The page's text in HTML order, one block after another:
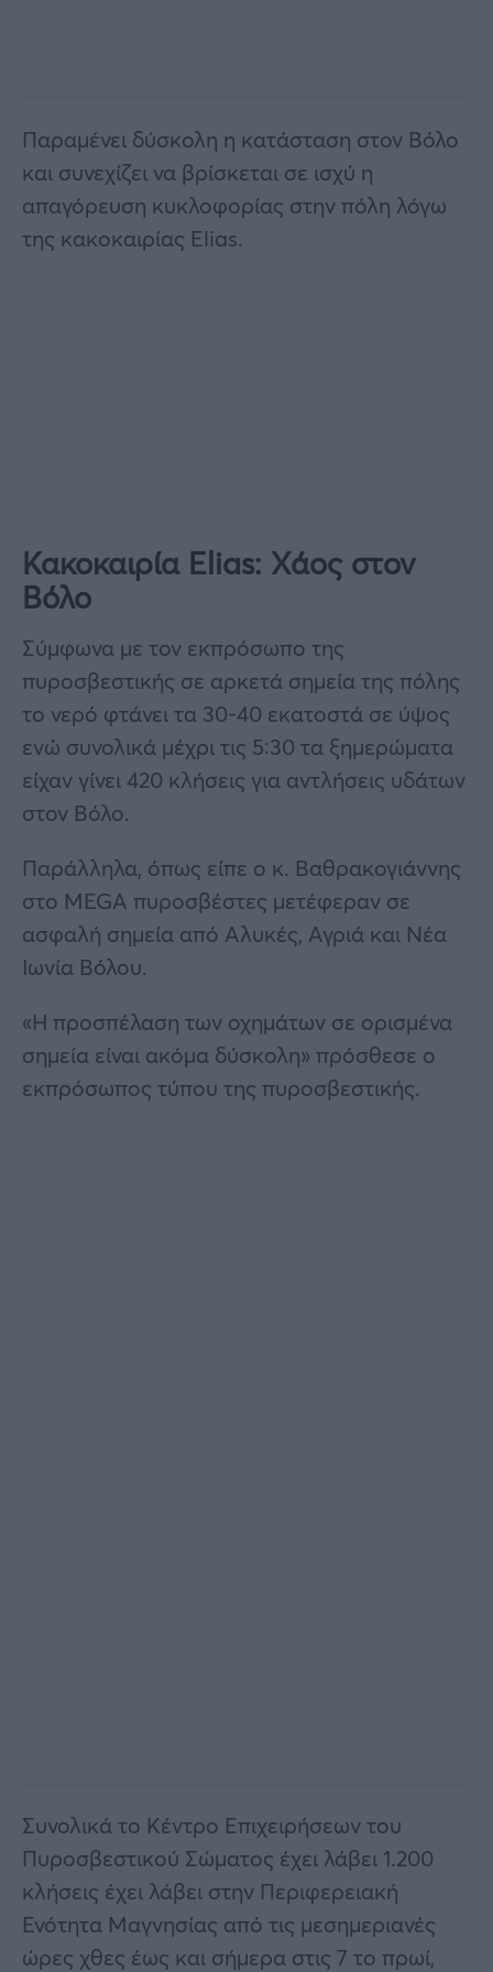
Παραμένει δύσκολη η κατάσταση στον Βόλο
και συνεχίζει να βρίσκεται σε ισχύ η
απαγόρευση κυκλοφορίας στην πόλη λόγω
της κακοκαιρίας Elias.
Κακοκαιρία Elias: Χάος στον
Βόλο
Σύμφωνα με τον εκπρόσωπο της
πυροσβεστικής σε αρκετά σημεία της πόλης
το νερό φτάνει τα 30-40 εκατοστά σε ύψος
ενώ συνολικά μέχρι τις 5:30 τα ξημερώματα
είχαν γίνει 420 κλήσεις για αντλήσεις υδάτων
στον Βόλο.
Παράλληλα, όπως είπε ο κ. Βαθρακογιάννης
στο MEGA πυροσβέστες μετέφεραν σε
ασφαλή σημεία από Αλυκές, Αγριά και Νέα
Ιωνία Βόλου.
«Η προσπέλαση των οχημάτων σε ορισμένα
σημεία είναι ακόμα δύσκολη» πρόσθεσε ο
εκπρόσωπος τύπου της πυροσβεστικής.
Συνολικά το Κέντρο Επιχειρήσεων του
Πυροσβεστικού Σώματος έχει λάβει 1.200
κλήσεις έχει λάβει στην Περιφερειακή
Ενότητα Μαγνησίας από τις μεσημεριανές
ώρες χθες έως και σήμερα στις 7 το πρωί,